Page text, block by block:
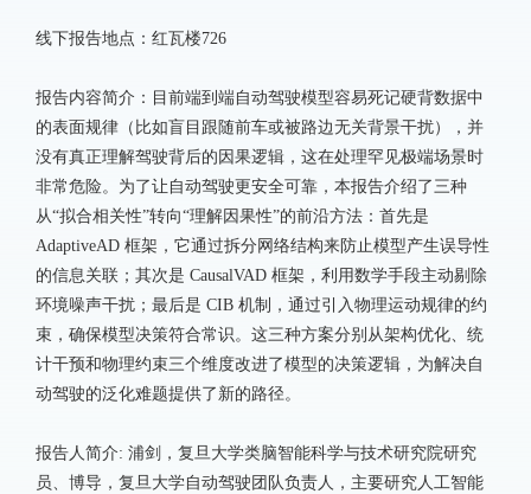
线下报告地点：红瓦楼726
报告内容简介：目前端到端自动驾驶模型容易死记硬背数据中
的表面规律（比如盲目跟随前车或被路边无关背景干扰），并
没有真正理解驾驶背后的因果逻辑，这在处理罕见极端场景时
非常危险。为了让自动驾驶更安全可靠，本报告介绍了三种
从“拟合相关性”转向“理解因果性”的前沿方法：首先是
AdaptiveAD 框架，它通过拆分网络结构来防止模型产生误导性
的信息关联；其次是 CausalVAD 框架，利用数学手段主动剔除
环境噪声干扰；最后是 CIB 机制，通过引入物理运动规律的约
束，确保模型决策符合常识。这三种方案分别从架构优化、统
计干预和物理约束三个维度改进了模型的决策逻辑，为解决自
动驾驶的泛化难题提供了新的路径。
报告人简介: 浦剑，复旦大学类脑智能科学与技术研究院研究
员、博导，复旦大学自动驾驶团队负责人，主要研究人工智能